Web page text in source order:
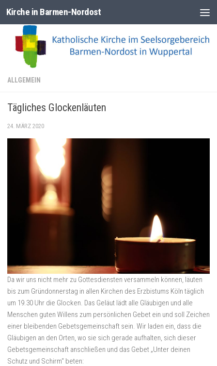
Zum Inhalt springen
Kirche in Barmen-Nordost
ALLGEMEIN
Tägliches Glockenläuten
24. MÄRZ 2020
Da wir uns nicht mehr zu Gottesdiensten versammeln können, läuten
bis zum Gründonnerstag in allen Kirchen des Erzbistums Köln täglich
um 19.30 Uhr die Glocken. Das Geläut lädt alle Gläubigen und alle
Menschen guten Willens zum persönlichen Gebet ein und soll Zeichen
einer bleibenden Gebetsgemeinschaft sein. Wir laden ein, dass die
Gläubigen an den Orten, wo sie sich gerade aufhalten, sich dieser
Gebetsgemeinschaft anschließen und das Gebet „Unter deinen
Schutz und Schirm“ beten: